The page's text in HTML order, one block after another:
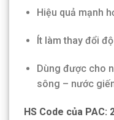
Hiệu quả mạnh
Ít làm thay đổi
Dùng được cho
sông – nước
HS Code của PAC: